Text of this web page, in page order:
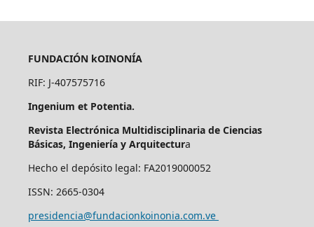
FUNDACIÓN kOINONÍA
RIF: J-407575716
Ingenium et Potentia.
Revista Electrónica Multidisciplinaria de Ciencias
Básicas, Ingeniería y Arquitectura
Hecho el depósito legal: FA2019000052
ISSN: 2665-0304
presidencia@fundacionkoinonia.com.ve